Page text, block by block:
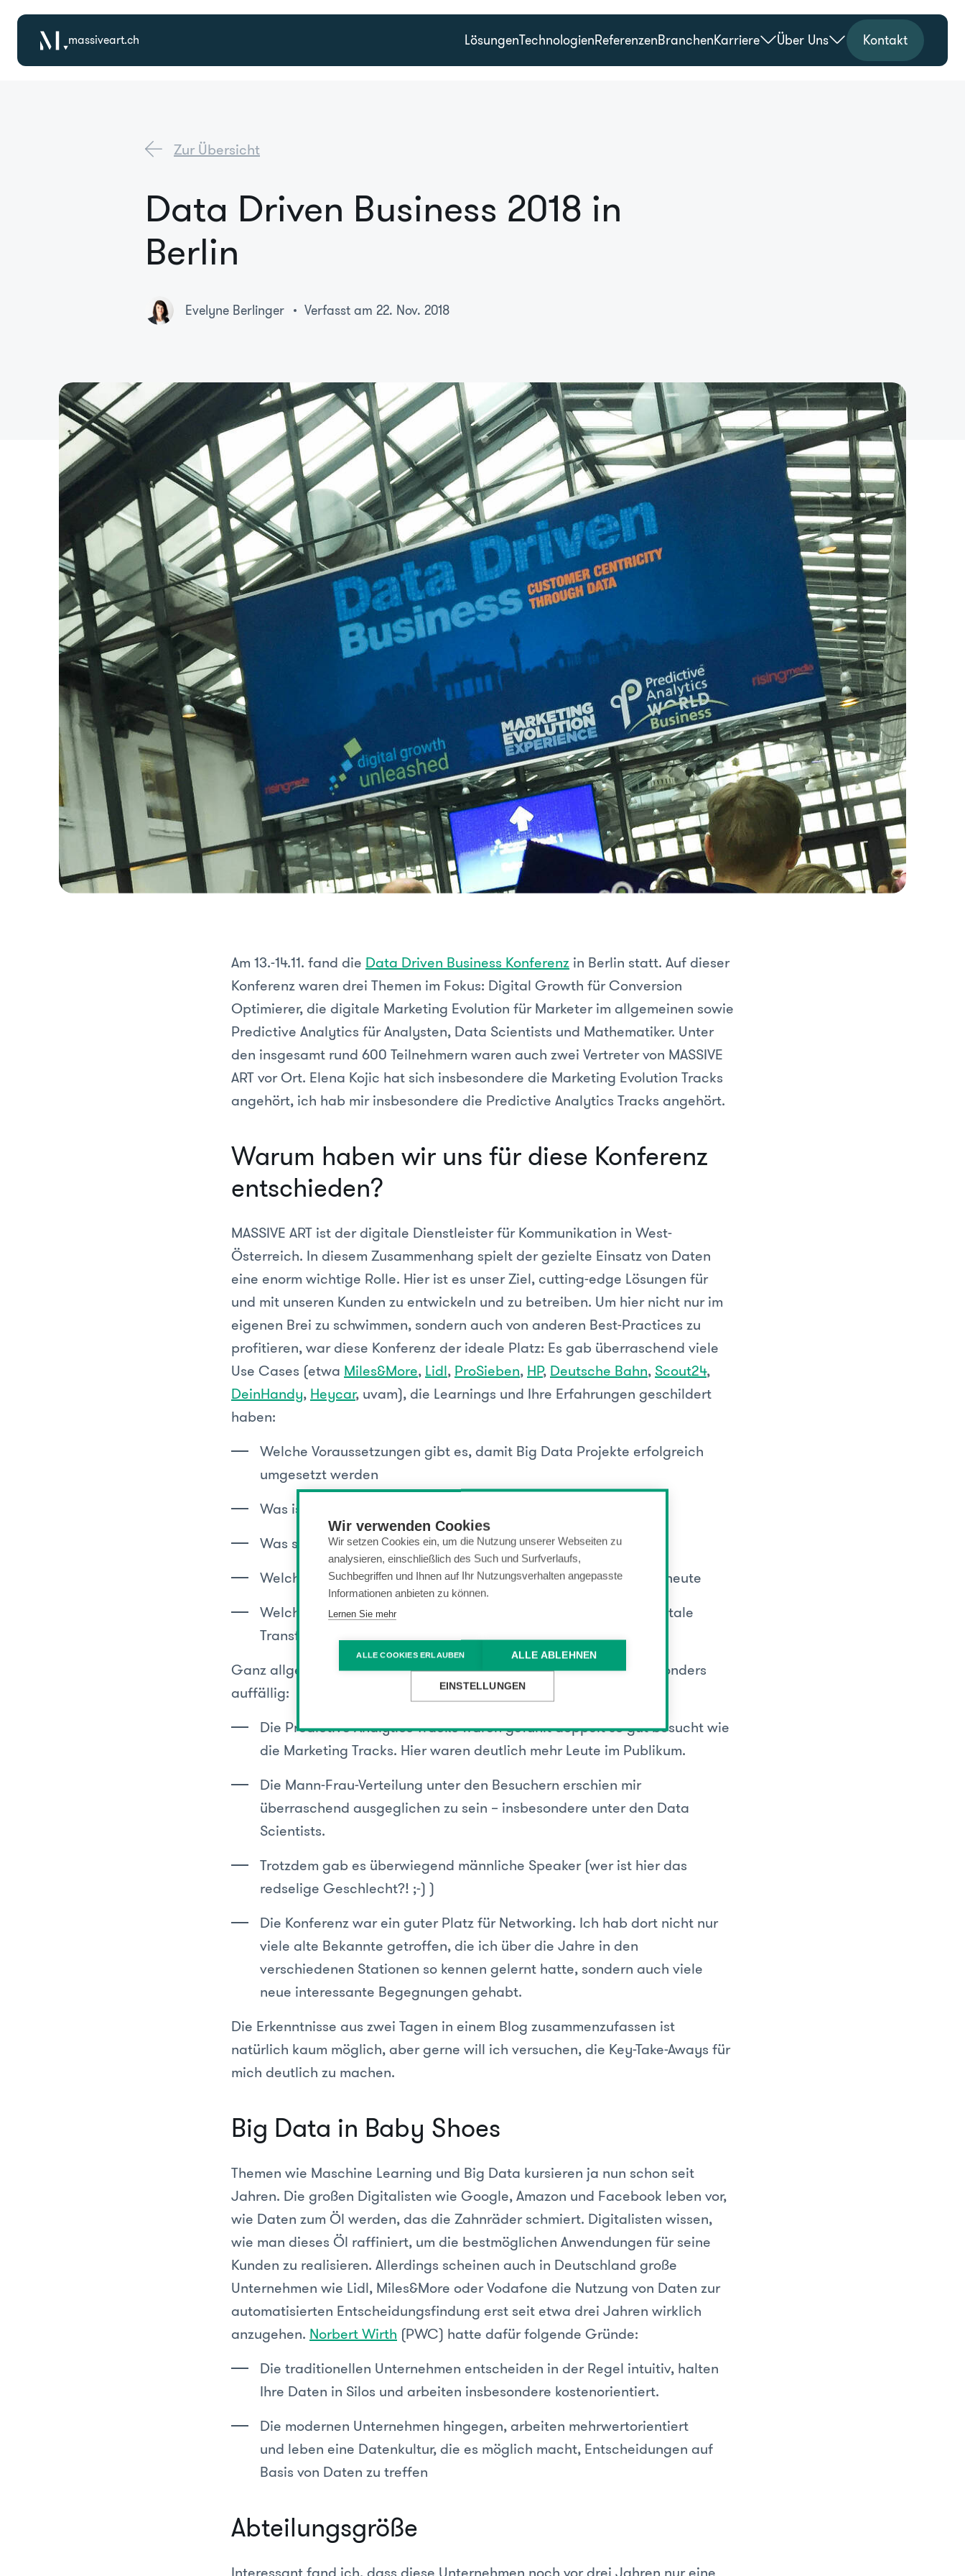
Wir verwenden Cookies
Wir setzen Cookies ein, um die Nutzung unserer Webseiten zu
analysieren, einschließlich des Such und Surfverlaufs,
Suchbegriffen und Ihnen auf Ihr Nutzungsverhalten angepasste
Informationen anbieten zu können.
Lernen Sie mehr
ALLE COOKIES ERLAUBEN ALLE ABLEHNEN
EINSTELLUNGEN
massiveart.ch LösungenTechnologienReferenzenBranchenKarriere Über Uns Kontakt
Zur Übersicht
Data Driven Business 2018 in
Berlin
Evelyne Berlinger Verfasst am 22. Nov. 2018
Am 13.-14.11. fand die Data Driven Business Konferenz in Berlin statt. Auf dieser
Konferenz waren drei Themen im Fokus: Digital Growth für Conversion
Optimierer, die digitale Marketing Evolution für Marketer im allgemeinen sowie
Predictive Analytics für Analysten, Data Scientists und Mathematiker. Unter
den insgesamt rund 600 Teilnehmern waren auch zwei Vertreter von MASSIVE
ART vor Ort. Elena Kojic hat sich insbesondere die Marketing Evolution Tracks
angehört, ich hab mir insbesondere die Predictive Analytics Tracks angehört.
Warum haben wir uns für diese Konferenz
entschieden?
MASSIVE ART ist der digitale Dienstleister für Kommunikation in West-
Österreich. In diesem Zusammenhang spielt der gezielte Einsatz von Daten
eine enorm wichtige Rolle. Hier ist es unser Ziel, cutting-edge Lösungen für
und mit unseren Kunden zu entwickeln und zu betreiben. Um hier nicht nur im
eigenen Brei zu schwimmen, sondern auch von anderen Best-Practices zu
profitieren, war diese Konferenz der ideale Platz: Es gab überraschend viele
Use Cases (etwa Miles&More, Lidl, ProSieben, HP, Deutsche Bahn, Scout24,
DeinHandy, Heycar, uvam), die Learnings und Ihre Erfahrungen geschildert
haben:
Welche Voraussetzungen gibt es, damit Big Data Projekte erfolgreich
umgesetzt werden
Was ist für gute und erkenntnisreiche Analyse wichtig
Was sind die technischen Best-Practices
Welche Anwendungsfälle von AI gibt es in diesen Unternehmen heute
Welche Hürden sind organisatorisch zu überwinden, um die digitale
Transformation voranzubringen.
Ganz allgemein gesprochen, war für mich auf dieser Konferenz besonders
auffällig:
Die Predictive Analytics Tracks waren gefühlt doppelt so gut besucht wie
die Marketing Tracks. Hier waren deutlich mehr Leute im Publikum.
Die Mann-Frau-Verteilung unter den Besuchern erschien mir
überraschend ausgeglichen zu sein – insbesondere unter den Data
Scientists.
Trotzdem gab es überwiegend männliche Speaker (wer ist hier das
redselige Geschlecht?! ;-) )
Die Konferenz war ein guter Platz für Networking. Ich hab dort nicht nur
viele alte Bekannte getroffen, die ich über die Jahre in den
verschiedenen Stationen so kennen gelernt hatte, sondern auch viele
neue interessante Begegnungen gehabt.
Die Erkenntnisse aus zwei Tagen in einem Blog zusammenzufassen ist
natürlich kaum möglich, aber gerne will ich versuchen, die Key-Take-Aways für
mich deutlich zu machen.
Big Data in Baby Shoes
Themen wie Maschine Learning und Big Data kursieren ja nun schon seit
Jahren. Die großen Digitalisten wie Google, Amazon und Facebook leben vor,
wie Daten zum Öl werden, das die Zahnräder schmiert. Digitalisten wissen,
wie man dieses Öl raffiniert, um die bestmöglichen Anwendungen für seine
Kunden zu realisieren. Allerdings scheinen auch in Deutschland große
Unternehmen wie Lidl, Miles&More oder Vodafone die Nutzung von Daten zur
automatisierten Entscheidungsfindung erst seit etwa drei Jahren wirklich
anzugehen. Norbert Wirth (PWC) hatte dafür folgende Gründe:
Die traditionellen Unternehmen entscheiden in der Regel intuitiv, halten
Ihre Daten in Silos und arbeiten insbesondere kostenorientiert.
Die modernen Unternehmen hingegen, arbeiten mehrwertorientiert
und leben eine Datenkultur, die es möglich macht, Entscheidungen auf
Basis von Daten zu treffen
Abteilungsgröße